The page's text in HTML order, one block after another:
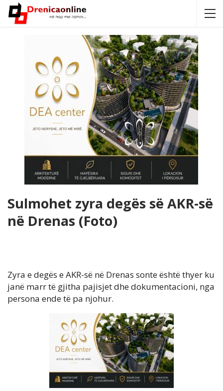
Sulmohet zyra degës së AKR-së
në Drenas (Foto)
Zyra e degës e AKR-së në Drenas sonte është thyer ku
janë marr të gjitha pajisjet dhe dokumentacioni, nga
persona ende të pa njohur.